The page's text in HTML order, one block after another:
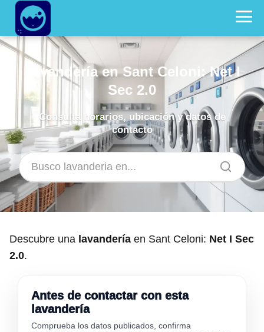
Lavandería en Sant Celoni: Net I
Sec 2.0
Consulta horarios, ubicación y datos de
contacto
Descubre una lavandería en Sant Celoni: Net I Sec
2.0.
Antes de contactar con esta
lavandería
Comprueba los datos publicados, confirma